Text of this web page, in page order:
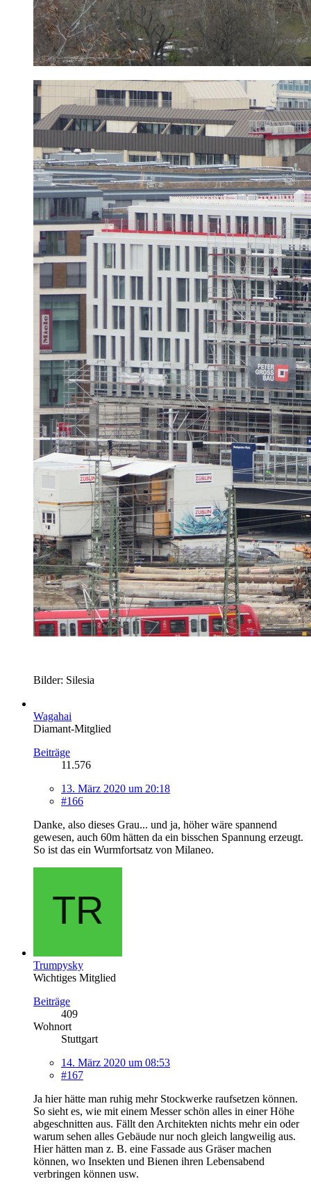
Bilder: Silesia
Wagahai
Diamant-Mitglied
Beiträge
11.576
13. März 2020 um 20:18
#166
Danke, also dieses Grau... und ja, höher wäre spannend
gewesen, auch 60m hätten da ein bisschen Spannung erzeugt.
So ist das ein Wurmfortsatz von Milaneo.
Trumpysky
Wichtiges Mitglied
Beiträge
409
Wohnort
Stuttgart
14. März 2020 um 08:53
#167
Ja hier hätte man ruhig mehr Stockwerke raufsetzen können.
So sieht es, wie mit einem Messer schön alles in einer Höhe
abgeschnitten aus. Fällt den Architekten nichts mehr ein oder
warum sehen alles Gebäude nur noch gleich langweilig aus.
Hier hätten man z. B. eine Fassade aus Gräser machen
können, wo Insekten und Bienen ihren Lebensabend
verbringen können usw.